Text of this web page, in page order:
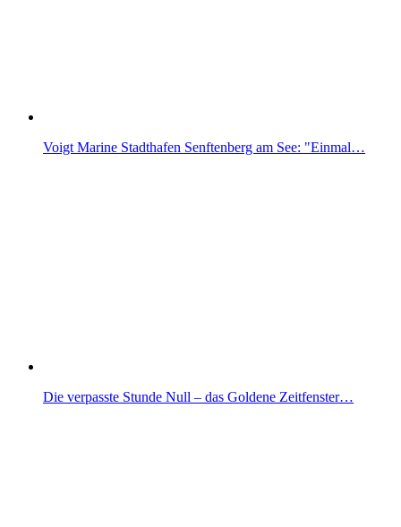
Voigt Marine Stadthafen Senftenberg am See: "Einmal…
Die verpasste Stunde Null – das Goldene Zeitfenster…